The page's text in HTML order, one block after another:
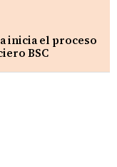
inicia el proceso
BSC